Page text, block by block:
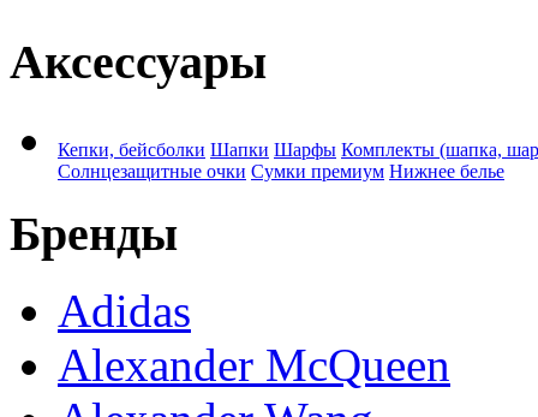
Аксессуары
Кепки, бейсболки Шапки Шарфы Комплекты (шапка,
Солнцезащитные очки Сумки премиум Нижнее белье
Бренды
Adidas
Alexander McQueen